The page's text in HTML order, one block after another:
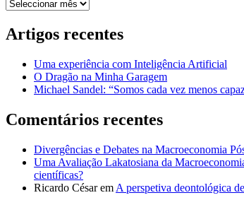
Arquivo
Artigos recentes
Uma experiência com Inteligência Artificial
O Dragão na Minha Garagem
Michael Sandel: “Somos cada vez menos
Comentários recentes
Divergências e Debates na Macroeconomia
Uma Avaliação Lakatosiana da
científicas?
Ricardo Césarem A perspetiva deontológica